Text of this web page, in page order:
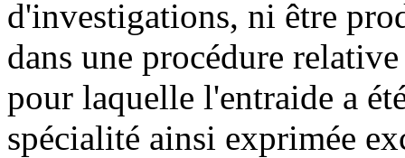
d'investigations, ni être
dans une procédure
pour laquelle l'entraide a
spécialité ainsi exprimée